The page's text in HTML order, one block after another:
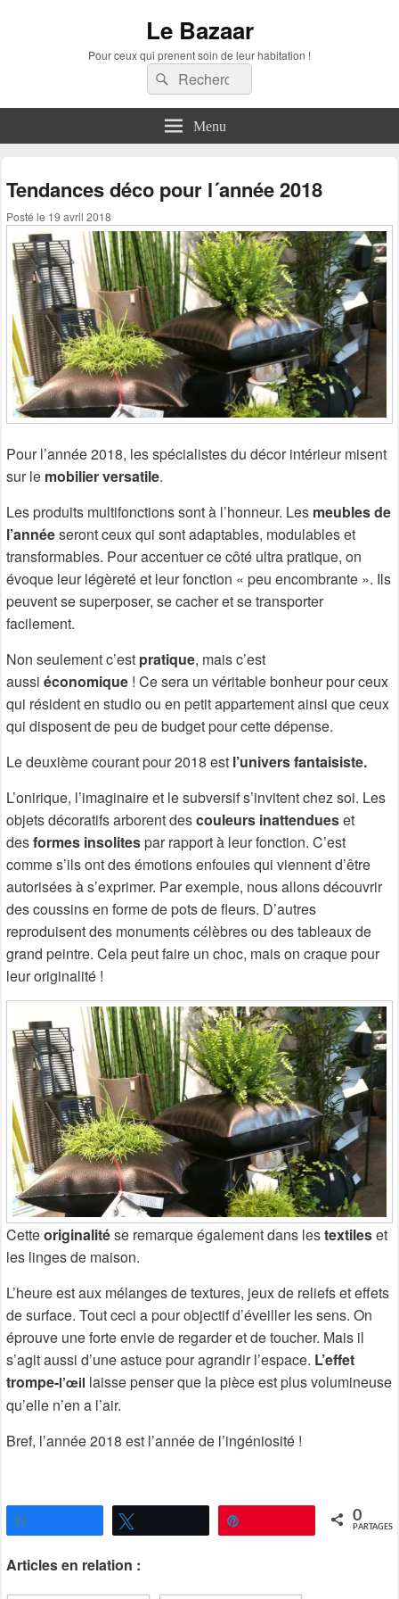
Le Bazaar
Pour ceux qui prenent soin de leur habitation !
Recherche :
Rechercher
Menu
Tendances déco pour l´année 2018
Posté le 19 avril 2018
Pour l’année 2018, les spécialistes du décor intérieur misent
sur le mobilier versatile.
Les produits multifonctions sont à l’honneur. Les meubles de
l’annéeseront ceux qui sont adaptables, modulables et
transformables. Pour accentuer ce côté ultra pratique, on
évoque leur légèreté et leur fonction « peu encombrante ». Ils
peuvent se superposer, se cacher et se transporter
facilement.
Non seulement c’est pratique, mais c’est
aussi économique ! Ce sera un véritable bonheur pour ceux
qui résident en studio ou en petit appartement ainsi que ceux
qui disposent de peu de budget pour cette dépense.
Le deuxième courant pour 2018 est l’univers fantaisiste.
L’onirique, l’imaginaire et le subversif s’invitent chez soi. Les
objets décoratifs arborent descouleurs inattendueset
desformes insolitespar rapport à leur fonction. C’est
comme s’ils ont des émotions enfouies qui viennent d’être
autorisées à s’exprimer. Par exemple, nous allons découvrir
des coussins en forme de pots de fleurs. D’autres
reproduisent des monuments célèbres ou des tableaux de
grand peintre. Cela peut faire un choc, mais on craque pour
leur originalité !
Cetteoriginalitése remarque également dans lestextileset
les linges de maison.
L’heure est aux mélanges de textures, jeux de reliefs et effets
de surface. Tout ceci a pour objectif d’éveiller les sens. On
éprouve une forte envie de regarder et de toucher. Mais il
s’agit aussi d’une astuce pour agrandir l’espace. L’effet
trompe-l’œil laisse penser que la pièce est plus volumineuse
qu’elle n’en a l’air.
Bref, l’année 2018 est l’année de l’ingéniosité !
0
PARTAGES
Articles en relation :